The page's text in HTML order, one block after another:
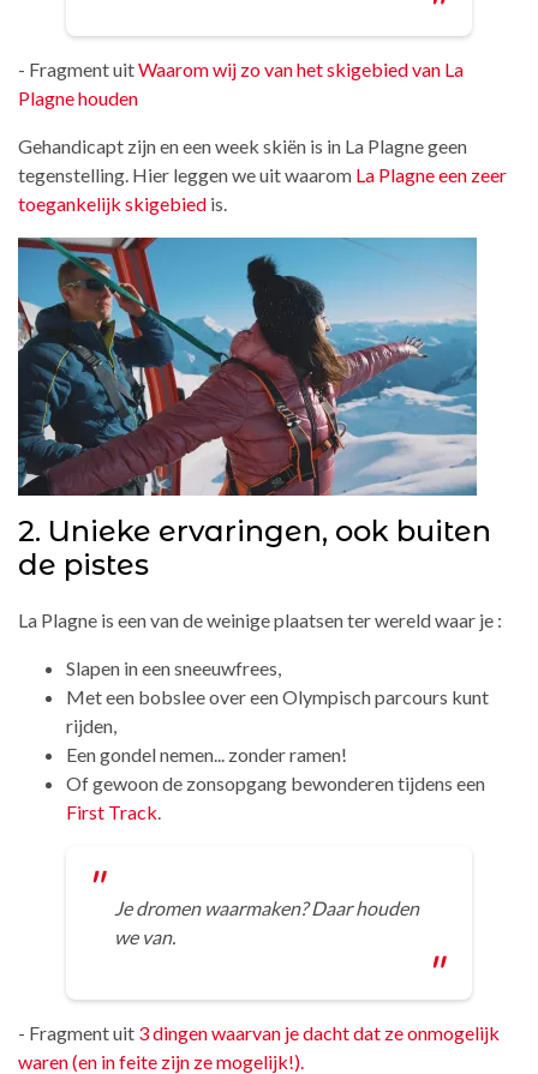
- Fragment uitWaarom wij zo van het skigebied van La
Plagne houden
Gehandicapt zijn en een week skiën is in La Plagne geen
tegenstelling. Hier leggen we uit waarom La Plagne een zeer
toegankelijk skigebied is.
2. Unieke ervaringen, ook buiten
de pistes
La Plagne is een van de weinige plaatsen ter wereld waar je :
Slapen in een sneeuwfrees,
Met een bobslee over een Olympisch parcours kunt
rijden,
Een gondel nemen... zonder ramen!
Of gewoon de zonsopgang bewonderen tijdens een
First Track.
Je dromen waarmaken? Daar houden
we van.
- Fragment uit 3 dingen waarvan je dacht dat ze onmogelijk
waren (en in feite zijn ze mogelijk!).